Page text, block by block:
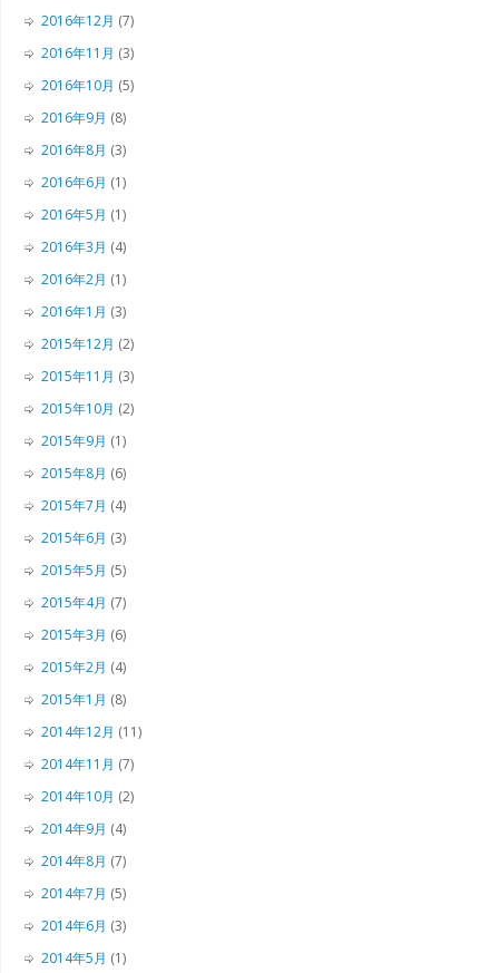
2016年12月 (7)
2016年11月 (3)
2016年10月 (5)
2016年9月 (8)
2016年8月 (3)
2016年6月 (1)
2016年5月 (1)
2016年3月 (4)
2016年2月 (1)
2016年1月 (3)
2015年12月 (2)
2015年11月 (3)
2015年10月 (2)
2015年9月 (1)
2015年8月 (6)
2015年7月 (4)
2015年6月 (3)
2015年5月 (5)
2015年4月 (7)
2015年3月 (6)
2015年2月 (4)
2015年1月 (8)
2014年12月 (11)
2014年11月 (7)
2014年10月 (2)
2014年9月 (4)
2014年8月 (7)
2014年7月 (5)
2014年6月 (3)
2014年5月 (1)